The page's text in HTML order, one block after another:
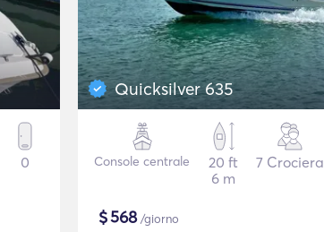
0
Quicksilver 635
Console centrale
20 ft
6 m
7 Crociera
$568/giorno